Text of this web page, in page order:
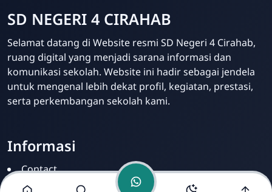
Admin
Online
SD NEGERI 4 CIRAHAB
Selamat datang di Website resmi SD Negeri 4 Cirahab,
ruang digital yang menjadi sarana informasi dan
komunikasi sekolah. Website ini hadir sebagai jendela
untuk mengenal lebih dekat profil, kegiatan, prestasi,
serta perkembangan sekolah kami.
Informasi
Contact
Disclamer